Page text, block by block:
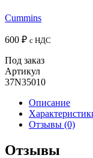
Cummins
600 ₽ с НДС
Под заказ
Артикул
37N35010
Описание
Отзывы (0)
Отзывы